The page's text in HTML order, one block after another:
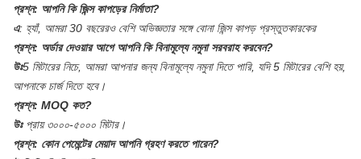
প্রশ্ন: আপনি কি জিন্স কাপড়ের নির্মাতা?
এ: হ্যাঁ, আমরা 30 বছরেরও বেশি অভিজ্ঞতার সঙ্গে বোনা জিন্স কাপড় প্রস্তুতকারকের
প্রশ্ন: অর্ডার দেওয়ার আগে আপনি কি বিনামূল্যে নমুনা সরবরাহ করবেন?
উঃ5 মিটারের নিচে, আমরা আপনার জন্য বিনামূল্যে নমুনা দিতে পারি, যদি 5 মিটারের বেশি হয়,
আপনাকে চার্জ দিতে হবে।
প্রশ্ন: MOQ কত?
উঃ প্রায় ৩০০০-৫০০০ মিটার।
প্রশ্ন: কোন পেমেন্টের মেয়াদ আপনি গ্রহণ করতে পারেন?